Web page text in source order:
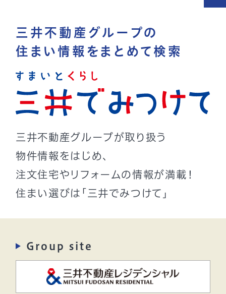
三井不動産グループの
住まい情報をまとめて検索
三井不動産グループが取り扱う
物件情報をはじめ、
注文住宅やリフォームの情報が満載！
住まい選びは「三井でみつけて」
Group site